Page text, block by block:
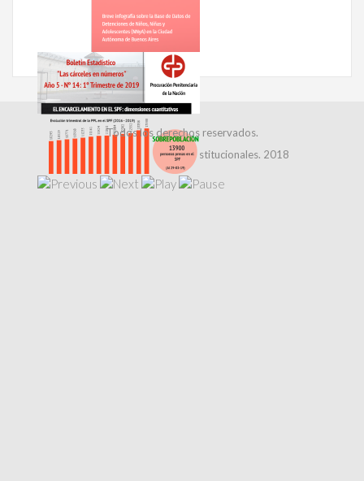
Todos los derechos reservados.
Dirección de Relaciones Institucionales. 2018